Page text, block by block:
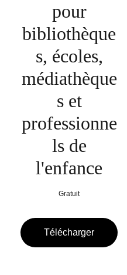
pour
bibliothèque
s, écoles,
médiathèque
s et
professionne
ls de
l'enfance
Gratuit
Télécharger